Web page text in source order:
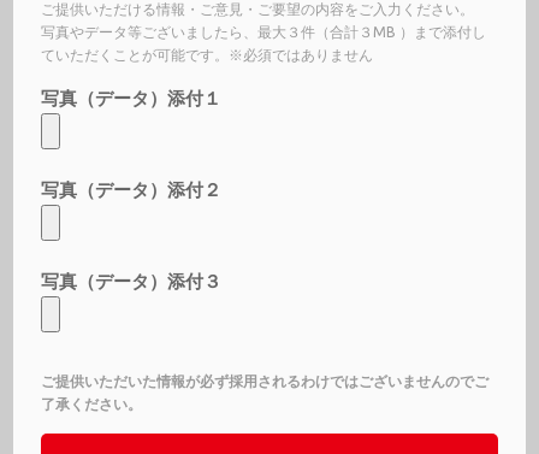
ご提供いただける情報・ご意見・ご要望の内容をご入力ください。
写真やデータ等ございましたら、最大３件（合計３MB ）まで添付し
ていただくことが可能です。※必須ではありません
写真（データ）添付１
写真（データ）添付２
写真（データ）添付３
ご提供いただいた情報が必ず採用されるわけではございませんのでご
了承ください。